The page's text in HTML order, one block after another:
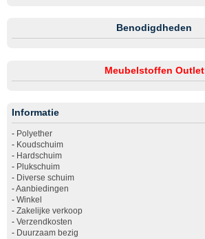
Benodigdheden
Meubelstoffen Outlet
Informatie
- Polyether
- Koudschuim
- Hardschuim
- Plukschuim
- Diverse schuim
-Aanbiedingen
- Winkel
- Zakelijke verkoop
- Verzendkosten
- Duurzaam bezig